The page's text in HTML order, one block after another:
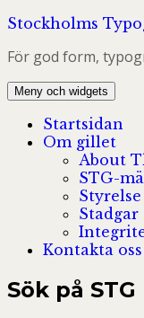
Hoppa
innehåll
Stockholms
För god form,
Meny och widgets
Startsidan
Om gillet
About
STG-
Styrelse
Stadgar
Kontakta oss
Sök på STG